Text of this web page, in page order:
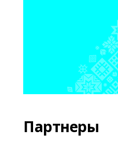
Партнеры